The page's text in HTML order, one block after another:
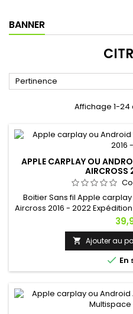
BANNER
Pertinence
Affichage 1-
APPLE CARPLAY OU
Boitier Sans fil Apple
Aircross 2016 - 2022
contacter si vous
Prix
 Ajouter au
 En